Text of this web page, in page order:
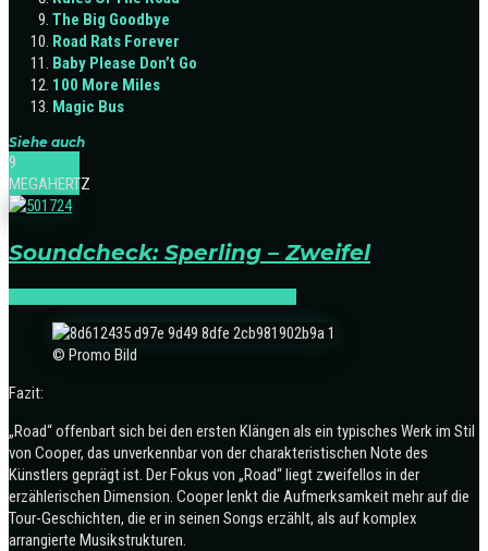
The Big Goodbye
Road Rats Forever
Baby Please Don’t Go
100 More Miles
Magic Bus
Siehe auch
9
MEGAHERTZ
Soundcheck: Sperling – Zweifel
© Promo Bild
Fazit:
„Road“ offenbart sich bei den ersten Klängen als ein typisches Werk im Stil
von Cooper, das unverkennbar von der charakteristischen Note des
Künstlers geprägt ist. Der Fokus von „Road“ liegt zweifellos in der
erzählerischen Dimension. Cooper lenkt die Aufmerksamkeit mehr auf die
Tour-Geschichten, die er in seinen Songs erzählt, als auf komplex
arrangierte Musikstrukturen.